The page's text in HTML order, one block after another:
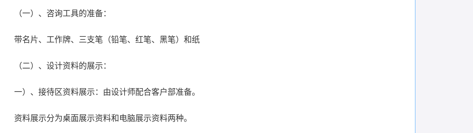
（一）、咨询工具的准备：
带名片、工作牌、三支笔（铅笔、红笔、黑笔）和纸
（二）、设计资料的展示：
一）、接待区资料展示：由设计师配合客户部准备。
资料展示分为桌面展示资料和电脑展示资料两种。